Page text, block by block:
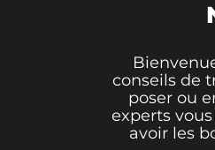
conseils de
poser ou
experts
avoir les